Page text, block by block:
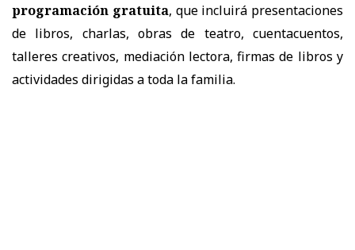
programación gratuita, que incluirá presentaciones
de libros, charlas, obras de teatro, cuentacuentos,
talleres creativos, mediación lectora, firmas de libros y
actividades dirigidas a toda la familia.